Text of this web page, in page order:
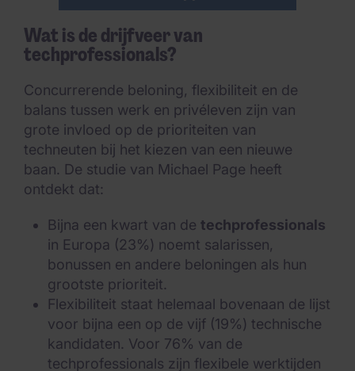
Wat is de drijfveer van
techprofessionals?
Concurrerende beloning, flexibiliteit en de
balans tussen werk en privéleven zijn van
grote invloed op de prioriteiten van
techneuten bij het kiezen van een nieuwe
baan. De studie van Michael Page heeft
ontdekt dat:
Bijna een kwart van de techprofessionals
in Europa (23%) noemt salarissen,
bonussen en andere beloningen als hun
grootste prioriteit.
Flexibiliteit staat helemaal bovenaan de lijst
voor bijna een op de vijf (19%) technische
kandidaten. Voor 76% van de
techprofessionals zijn flexibele werktijden